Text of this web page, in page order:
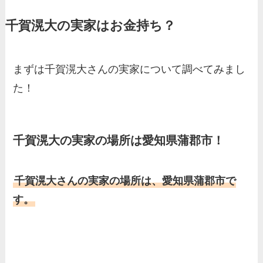
基俊介の実家はお金持ち？兄
人？家族を調査！
羽鳥慎一アナの両親（父・
など家族もまとめた！
千賀滉大の実家はお金持ち？
まずは千賀滉大さんの実家について調べてみまし
た！
千賀滉大の実家の場所は愛知県蒲郡市！
千賀滉大さんの実家の場所は、愛知県蒲郡市で
す。